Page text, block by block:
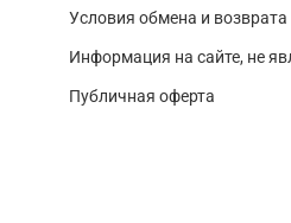
Условия обмена и возврата
Информация на сайте, не
Публичная оферта